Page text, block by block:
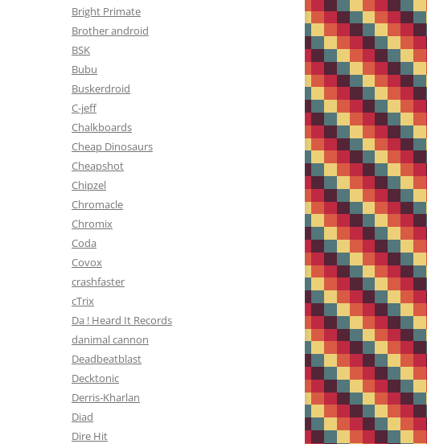
Bright Primate
Brother android
BSK
Bubu
Buskerdroid
C-jeff
Chalkboards
Cheap Dinosaurs
Cheapshot
Chipzel
Chromacle
Chromix
Coda
Covox
crashfaster
cTrix
Da ! Heard It Records
danimal cannon
Deadbeatblast
Decktonic
Derris-Kharlan
Diad
Dire Hit